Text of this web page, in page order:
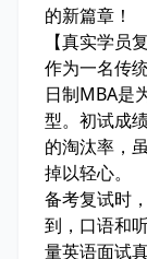
的新篇章！
【真实学员
作为一名传
日制MBA是
型。初试成
的淘汰率，
掉以轻心。
备考复试时
到，口语和
量英语面试